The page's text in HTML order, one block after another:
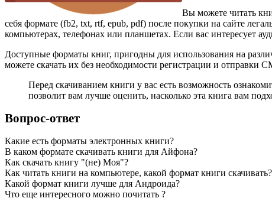
Вы можете читать
себя формате (fb2, txt, rtf, epub, pdf) после покупки на сайте
компьютерах, телефонах или планшетах. Если вас интересует
Доступные форматы книг, пригодны для использования на
можете скачать их без необходимости регистрации и отправки
Перед скачиванием книги у вас есть возможность
позволит вам лучше оценить, насколько эта книга вам
Вопрос-ответ
Какие есть форматы электронных книги?
В каком формате скачивать книги для Айфона?
Как скачать книгу "(не) Моя"?
Как читать книги на компьютере, какой формат книги скачивать?
Какой формат книги лучше для Андроида?
Что еще интересного можно почитать ?